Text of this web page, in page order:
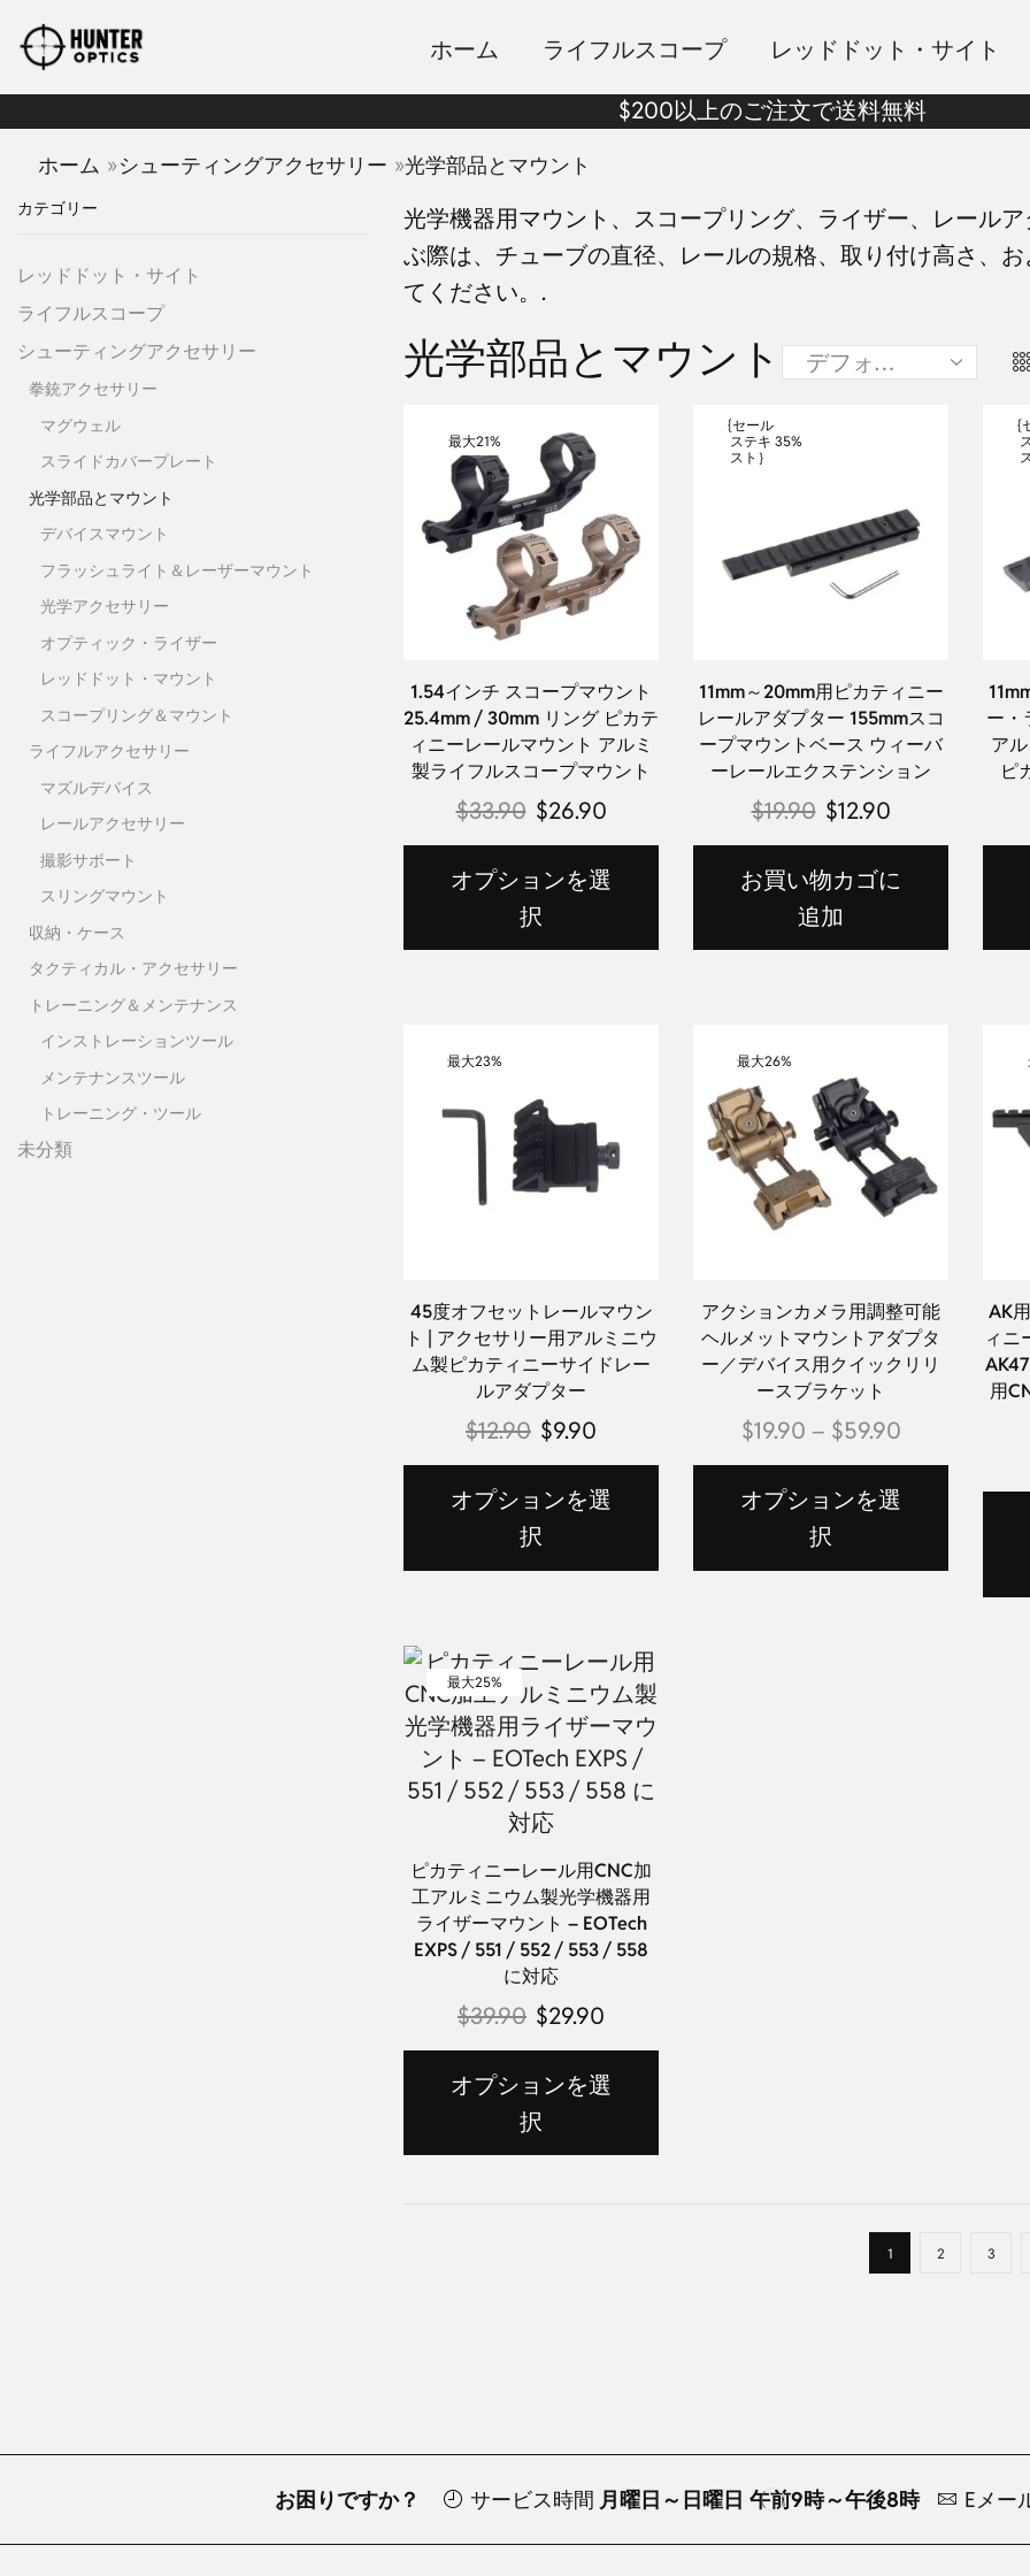
ホーム ライフルスコープ レッドドット・サイト
$200以上のご注文で送料無料
ホーム »シューティングアクセサリー »光学部品とマウント
光学機器用マウント、スコープリング、ライザー、レール
ぶ際は、チューブの直径、レールの規格、取り付け高さ、
てください。.
光学部品とマウント
最大21%
1.54インチ スコープマウント
25.4mm / 30mm リング ピカテ
ィニーレールマウント アルミ
製ライフルスコープマウント
$33.90 $26.90
オプションを選
択
{セール
ステキ
スト｝
35%
11mm～20mm用ピカティニー
レールアダプター 155mmスコ
ープマウントベース ウィーバ
ーレールエクステンション
$19.90 $12.90
お買い物カゴに
追加
{
ー・
ア
ピ
最大23%
45度オフセットレールマウン
ト | アクセサリー用アルミニウ
ム製ピカティニーサイドレー
ルアダプター
$12.90 $9.90
オプションを選
択
最大26%
アクションカメラ用調整可能
ヘルメットマウントアダプタ
ー／デバイス用クイックリリ
ースブラケット
$19.90 – $59.90
オプションを選
択
AK
ィニ
用
最大25%
ピカティニーレール用CNC加
工アルミニウム製光学機器用
ライザーマウント – EOTech
EXPS / 551 / 552 / 553 / 558
に対応
$39.90 $29.90
オプションを選
択
1 2 3
カテゴリー
レッドドット・サイト
ライフルスコープ
シューティングアクセサリー
拳銃アクセサリー
マグウェル
スライドカバープレート
光学部品とマウント
デバイスマウント
フラッシュライト＆レーザーマウント
光学アクセサリー
オプティック・ライザー
レッドドット・マウント
スコープリング＆マウント
ライフルアクセサリー
マズルデバイス
レールアクセサリー
撮影サポート
スリングマウント
収納・ケース
タクティカル・アクセサリー
トレーニング＆メンテナンス
インストレーションツール
メンテナンスツール
トレーニング・ツール
未分類
お困りですか？ サービス時間 月曜日～日曜日 午前9時～午後8時 Eメー